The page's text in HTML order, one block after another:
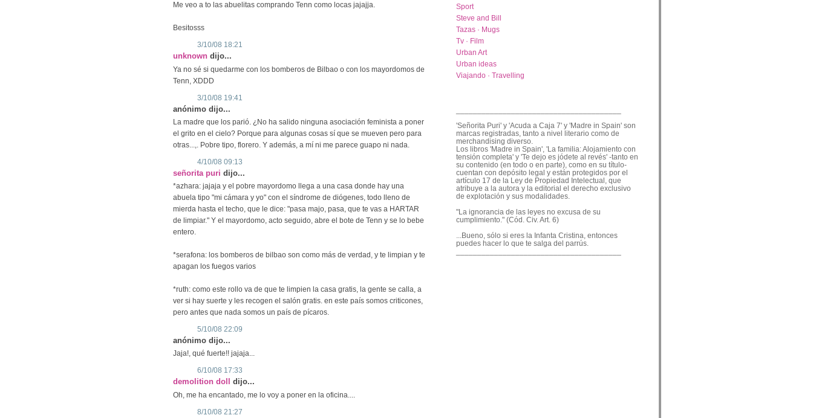
Me veo a to las abuelitas comprando Tenn como locas jajajja.
Besitosss
3/10/08 18:21
unknown dijo...
Ya no sé si quedarme con los bomberos de Bilbao o con los mayordomos de
Tenn, XDDD
3/10/08 19:41
anónimo dijo...
La madre que los parió. ¿No ha salido ninguna asociación feminista a poner
el grito en el cielo? Porque para algunas cosas sí que se mueven pero para
otras...,. Pobre tipo, florero. Y además, a mí ni me parece guapo ni nada.
4/10/08 09:13
señorita puri dijo...
*azhara: jajaja y el pobre mayordomo llega a una casa donde hay una
abuela tipo "mi cámara y yo" con el síndrome de diógenes, todo lleno de
mierda hasta el techo, que le dice: "pasa majo, pasa, que te vas a HARTAR
de limpiar." Y el mayordomo, acto seguido, abre el bote de Tenn y se lo bebe
entero.
*serafona: los bomberos de bilbao son como más de verdad, y te limpian y te
apagan los fuegos varios
*ruth: como este rollo va de que te limpien la casa gratis, la gente se calla, a
ver si hay suerte y les recogen el salón gratis. en este país somos criticones,
pero antes que nada somos un país de pícaros.
5/10/08 22:09
anónimo dijo...
Jaja!, qué fuerte!! jajaja...
6/10/08 17:33
demolition doll dijo...
Oh, me ha encantado, me lo voy a poner en la oficina....
8/10/08 21:27
Sport
Steve and Bill
Tazas · Mugs
Tv · Film
Urban Art
Urban ideas
Viajando · Travelling
'Señorita Puri' y 'Acuda a Caja 7' y 'Madre in Spain' son
marcas registradas, tanto a nivel literario como de
merchandising diverso.
Los libros 'Madre in Spain', 'La familia: Alojamiento con
tensión completa' y 'Te dejo es jódete al revés' -tanto en
su contenido (en todo o en parte), como en su título-
cuentan con depósito legal y están protegidos por el
artículo 17 de la Ley de Propiedad Intelectual, que
atribuye a la autora y la editorial el derecho exclusivo
de explotación y sus modalidades.
"La ignorancia de las leyes no excusa de su
cumplimiento." (Cód. Civ. Art. 6)
...Bueno, sólo si eres la Infanta Cristina, entonces
puedes hacer lo que te salga del parrús.